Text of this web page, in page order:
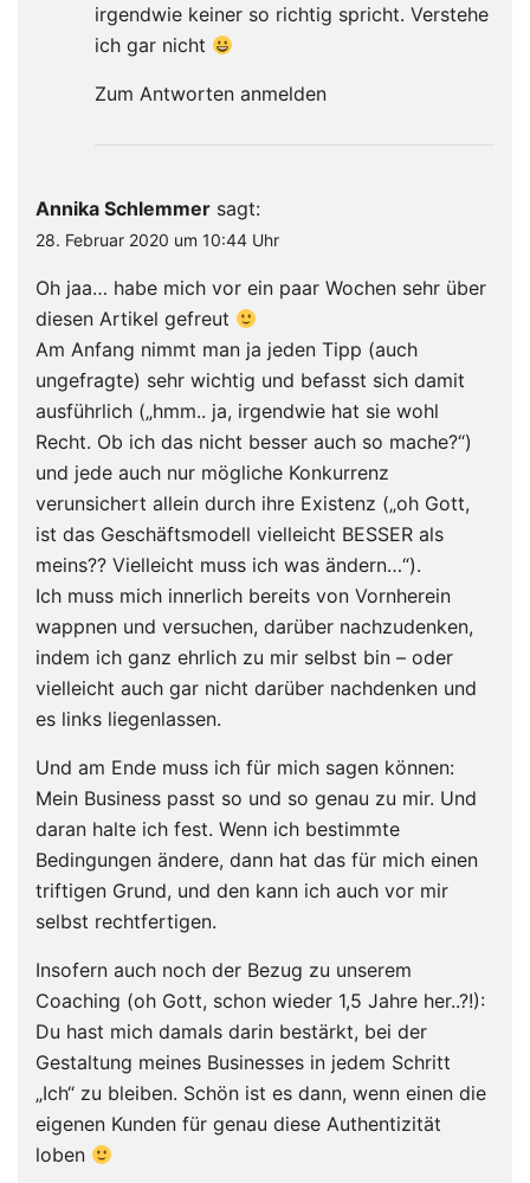
irgendwie keiner so richtig spricht. Verstehe
ich gar nicht
Zum Antworten anmelden
Annika Schlemmer sagt:
28. Februar 2020 um 10:44 Uhr
Oh jaa… habe mich vor ein paar Wochen sehr über
diesen Artikel gefreut
Am Anfang nimmt man ja jeden Tipp (auch
ungefragte) sehr wichtig und befasst sich damit
ausführlich („hmm.. ja, irgendwie hat sie wohl
Recht. Ob ich das nicht besser auch so mache?“)
und jede auch nur mögliche Konkurrenz
verunsichert allein durch ihre Existenz („oh Gott,
ist das Geschäftsmodell vielleicht BESSER als
meins?? Vielleicht muss ich was ändern…“).
Ich muss mich innerlich bereits von Vornherein
wappnen und versuchen, darüber nachzudenken,
indem ich ganz ehrlich zu mir selbst bin – oder
vielleicht auch gar nicht darüber nachdenken und
es links liegenlassen.
Und am Ende muss ich für mich sagen können:
Mein Business passt so und so genau zu mir. Und
daran halte ich fest. Wenn ich bestimmte
Bedingungen ändere, dann hat das für mich einen
triftigen Grund, und den kann ich auch vor mir
selbst rechtfertigen.
Insofern auch noch der Bezug zu unserem
Coaching (oh Gott, schon wieder 1,5 Jahre her..?!):
Du hast mich damals darin bestärkt, bei der
Gestaltung meines Businesses in jedem Schritt
„Ich“ zu bleiben. Schön ist es dann, wenn einen die
eigenen Kunden für genau diese Authentizität
loben